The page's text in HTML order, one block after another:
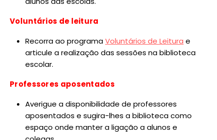
Voluntários de leitura
Recorra ao programaVoluntários de Leitura e
articule a realização das sessões na biblioteca
escolar.
Professores aposentados
Averigue a disponibilidade de professores
aposentados e sugira-lhes a biblioteca como
espaço onde manter a ligação a alunos e